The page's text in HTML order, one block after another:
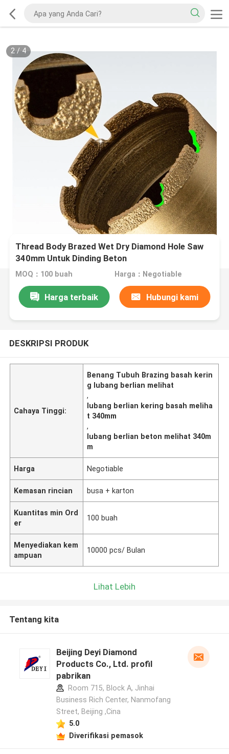
2/ 4
Thread Body Brazed Wet Dry Diamond Hole Saw
340mm Untuk Dinding Beton
MOQ：100 buah Harga：Negotiable
Harga terbaik Hubungi kami
DESKRIPSI PRODUK
Cahaya Tinggi:
Benang Tubuh Brazing basah kerin
g lubang berlian melihat
,
lubang berlian kering basah meliha
t 340mm
,
lubang berlian beton melihat 340m
m
Harga Negotiable
Kemasan rincian busa + karton
Kuantitas min Ord
er
100 buah
Menyediakan kem
ampuan
10000 pcs/ Bulan
Lihat Lebih
Tentang kita
Beijing Deyi Diamond
Products Co., Ltd. profil
pabrikan
Room 715, Block A, Jinhai
Business Rich Center, Nanmofang
Street, Beijing ,Cina
5.0
Diverifikasi pemasok